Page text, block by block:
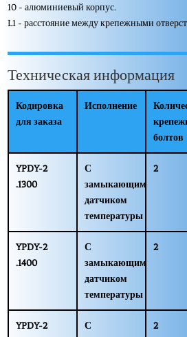
10 - алюминиевый корпус.
L1 - расстояние между крепежными
Техническая информация
Кодировка
для заказа
Исполнение
болтов
YPDY-2
.1300
С
замыкающим
датчиком
температуры
2
YPDY-2
.1400
С
замыкающим
датчиком
температуры
2
YPDY-2
С
2